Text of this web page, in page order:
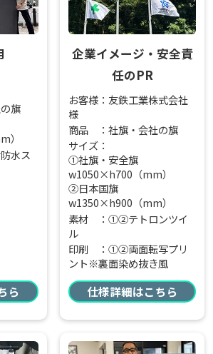
旗
）
水ス
ら
企業イメージ・安全責
任のPR
お客様：友鉄工業株式会社
様
商品 ：社旗・会社の旗
サイズ：
①社旗・安全旗
w1050×h700（mm）
②日本国旗
w1350×h900（mm）
素材 ：①②テトロンツイ
ル
印刷 ：①②両面転写プリ
ント※裏面染め抜き風
仕様詳細はこちら